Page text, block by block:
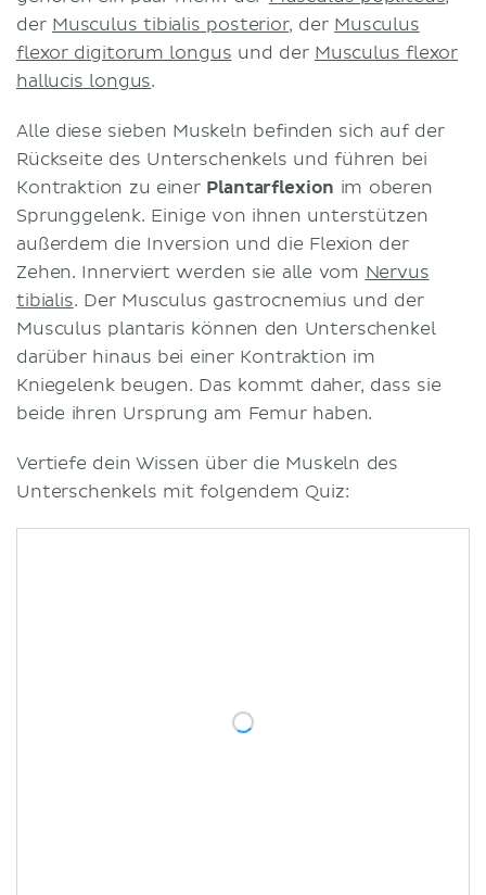
der Musculus tibialis posterior, der Musculus
flexor digitorum longus und der Musculus flexor
hallucis longus.
Alle diese sieben Muskeln befinden sich auf der
Rückseite des Unterschenkels und führen bei
Kontraktion zu einer Plantarflexion im oberen
Sprunggelenk. Einige von ihnen unterstützen
außerdem die Inversion und die Flexion der
Zehen. Innerviert werden sie alle vom Nervus
tibialis. Der Musculus gastrocnemius und der
Musculus plantaris können den Unterschenkel
darüber hinaus bei einer Kontraktion im
Kniegelenk beugen. Das kommt daher, dass sie
beide ihren Ursprung am Femur haben.
Vertiefe dein Wissen über die Muskeln des
Unterschenkels mit folgendem Quiz: